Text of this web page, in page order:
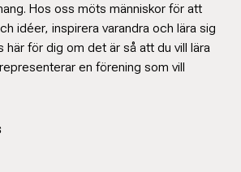
Hos oss möts människor för att
idéer, inspirera varandra och lära sig
här för dig om det är så att du vill lära
en förening som vill